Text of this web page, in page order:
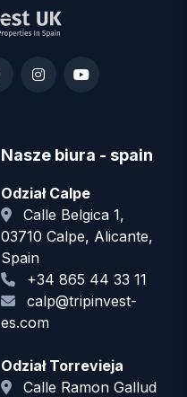
Nasze biura - spain
Odział Calpe
Calle Belgica 1,
03710 Calpe, Alicante,
Spain
+34 865 44 33 11
calp@tripinvest-
es.com
Odział Torrevieja
Calle Ramon Gallud